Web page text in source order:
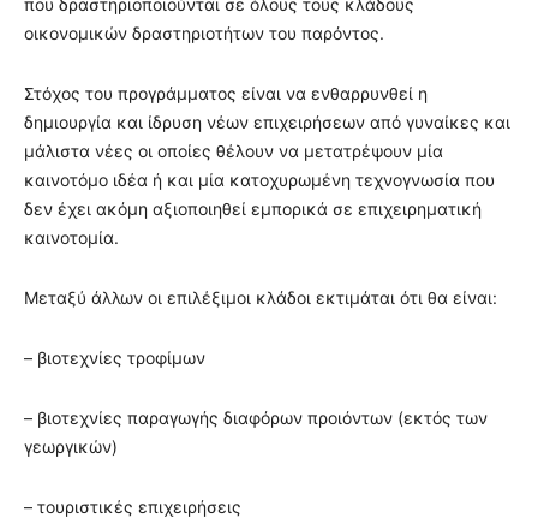
οικονομικών δραστηριοτήτων του παρόντος.
Στόχος του προγράμματος είναι να ενθαρρυνθεί η
δημιουργία και ίδρυση νέων επιχειρήσεων από γυναίκες και
μάλιστα νέες οι οποίες θέλουν να μετατρέψουν μία
καινοτόμο ιδέα ή και μία κατοχυρωμένη τεχνογνωσία που
δεν έχει ακόμη αξιοποιηθεί εμπορικά σε επιχειρηματική
καινοτομία.
Μεταξύ άλλων οι επιλέξιμοι κλάδοι εκτιμάται ότι θα είναι:
– βιοτεχνίες τροφίμων
– βιοτεχνίες παραγωγής διαφόρων προιόντων (εκτός των
γεωργικών)
– τουριστικές επιχειρήσεις